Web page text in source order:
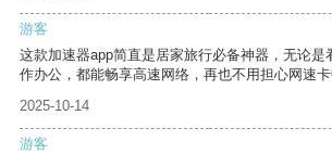
游客
这款加速器app简直是居家旅行必备神器，无论是
作办公，都能畅享高速网络，再也不用担心网速卡
2025-10-14
游客